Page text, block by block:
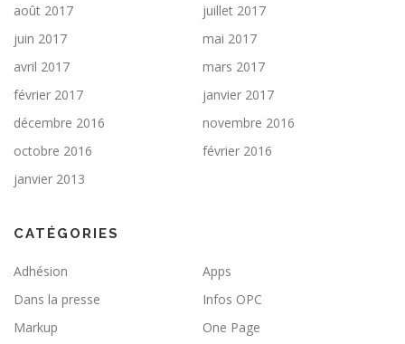
août 2017
juillet 2017
juin 2017
mai 2017
avril 2017
mars 2017
février 2017
janvier 2017
décembre 2016
novembre 2016
octobre 2016
février 2016
janvier 2013
CATÉGORIES
Adhésion
Apps
Dans la presse
Infos OPC
Markup
One Page